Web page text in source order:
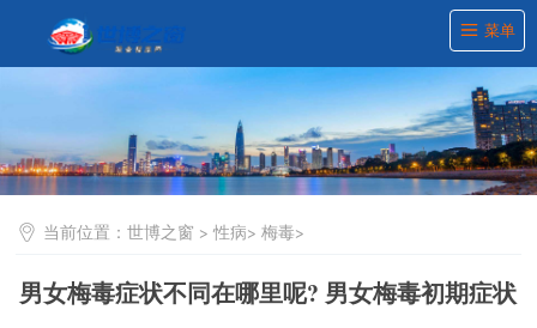
菜单
当前位置： 世博之窗 > 性病> 梅毒>
男女梅毒症状不同在哪里呢? 男女梅毒初期症状